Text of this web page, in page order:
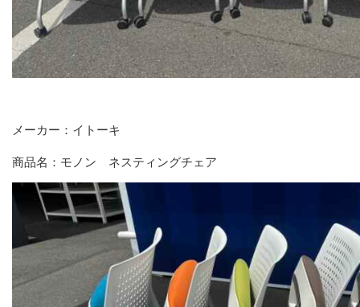
メーカー：イトーキ
商品名：モノン ネスティングチェア